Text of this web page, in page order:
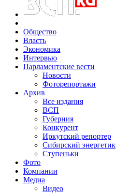
Общество
Власть
Экономика
Интервью
Парламентские вести
Новости
Фоторепортажи
Архив
Все издания
ВСП
Губерния
Конкурент
Иркутский репортер
Сибирский энергетик
Ступеньки
Фото
Компании
Медиа
Видео